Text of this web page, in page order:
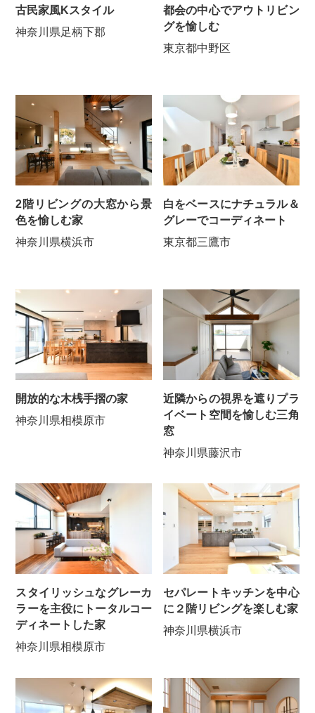
古民家風Kスタイル
神奈川県足柄下郡
都会の中心でアウトリビン
グを愉しむ
東京都中野区
2階リビングの大窓から景
色を愉しむ家
神奈川県横浜市
白をベースにナチュラル＆
グレーでコーディネート
東京都三鷹市
開放的な木桟手摺の家
神奈川県相模原市
近隣からの視界を遮りプラ
イベート空間を愉しむ三角
窓
神奈川県藤沢市
スタイリッシュなグレーカ
ラーを主役にトータルコー
ディネートした家
神奈川県相模原市
セパレートキッチンを中心
に２階リビングを楽しむ家
神奈川県横浜市